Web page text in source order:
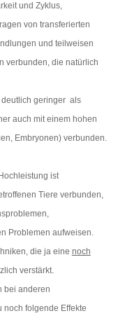
und Zyklus,
von transferierten
und teilweisen
verbunden, die natürlich
deutlich geringer als
auch mit einem hohen
Embryonen) verbunden.
ist
Tiere verbunden,
Problemen aufweisen.
die ja eine noch
verstärkt.
bei anderen
noch folgende Effekte